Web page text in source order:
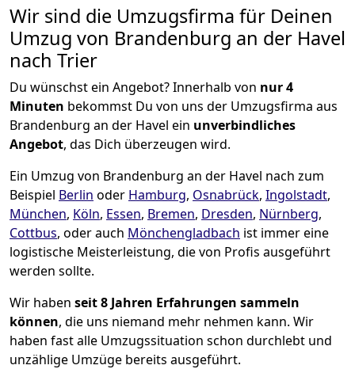
Wir sind die Umzugsfirma für Deinen
Umzug von Brandenburg an der Havel
nach Trier
Du wünschst ein Angebot? Innerhalb von nur 4
Minuten bekommst Du von uns der Umzugsfirma aus
Brandenburg an der Havel ein unverbindliches
Angebot, das Dich überzeugen wird.
Ein Umzug von Brandenburg an der Havel nach zum
Beispiel Berlin oder Hamburg, Osnabrück, Ingolstadt,
München, Köln, Essen, Bremen, Dresden, Nürnberg,
Cottbus, oder auch Mönchen­gladbach ist immer eine
logistische Meisterleistung, die von Profis ausgeführt
werden sollte.
Wir haben seit8 Jahren Erfahrungen sammeln
können, die uns niemand mehr nehmen kann. Wir
haben fast alle Umzugssituation schon durchlebt und
unzählige Umzüge bereits ausgeführt.